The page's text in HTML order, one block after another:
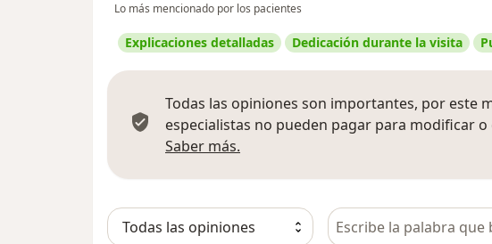
Lo más mencionado por los pacientes
Explicaciones detalladas Dedicación durante la visita
Todas las opiniones son importantes, por este
especialistas no pueden pagar para modificar
Saber más.
Busca en opiniones